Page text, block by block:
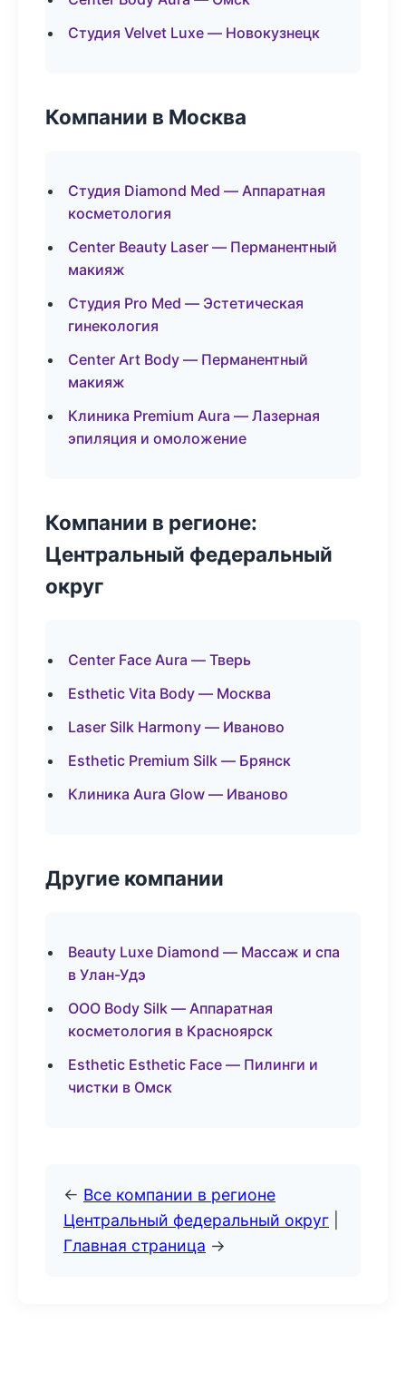
Студия Velvet Luxe — Новокузнецк
Компании в Москва
Студия Diamond Med — Аппаратная
косметология
Center Beauty Laser — Перманентный
макияж
Студия Pro Med — Эстетическая
гинекология
Center Art Body — Перманентный
макияж
Клиника Premium Aura — Лазерная
эпиляция и омоложение
Компании в регионе:
Центральный федеральный
округ
Center Face Aura — Тверь
Esthetic Vita Body — Москва
Laser Silk Harmony — Иваново
Esthetic Premium Silk — Брянск
Клиника Aura Glow — Иваново
Другие компании
Beauty Luxe Diamond — Массаж и спа
в Улан-Удэ
ООО Body Silk — Аппаратная
косметология в Красноярск
Esthetic Esthetic Face — Пилинги и
чистки в Омск
← Все компании в регионе
Центральный федеральный округ
Главная страница →